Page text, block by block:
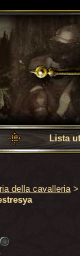
la patria della cavalleria
Lista
della cavalleria >